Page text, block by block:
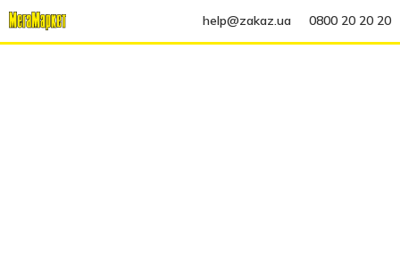
help@zakaz.ua 0800 20 20 20